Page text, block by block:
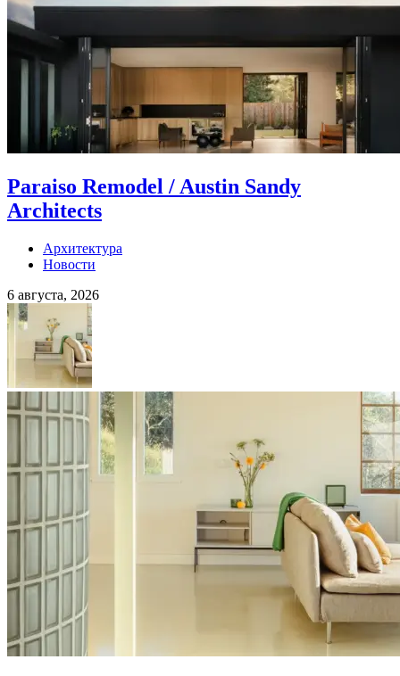
Paraiso Remodel / Austin Sandy
Architects
Архитектура
Новости
6 августа, 2026